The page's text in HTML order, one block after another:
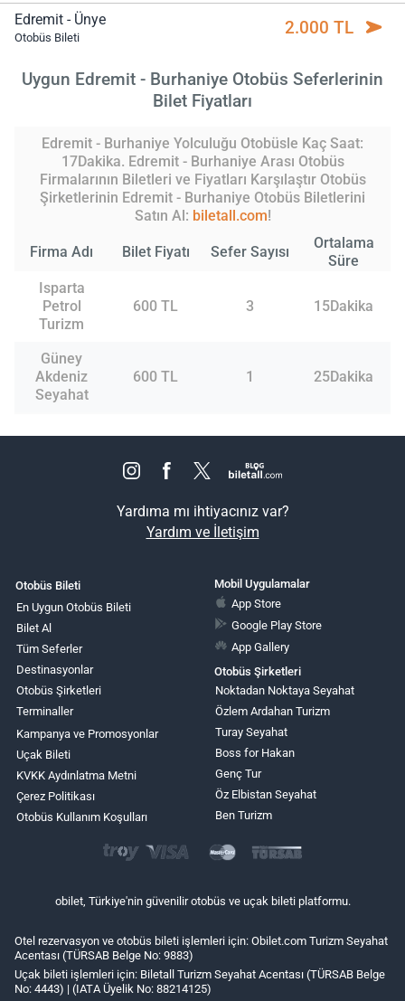
Edremit - Ünye
Otobüs Bileti 2.000 TL
Uygun Edremit - Burhaniye Otobüs Seferlerinin
Bilet Fiyatları
Edremit - Burhaniye Yolculuğu Otobüsle Kaç Saat:
17Dakika. Edremit - Burhaniye Arası Otobüs
Firmalarının Biletleri ve Fiyatları Karşılaştır Otobüs
Şirketlerinin Edremit - Burhaniye Otobüs Biletlerini
Satın Al: biletall.com!
Firma Adı Bilet Fiyatı Sefer Sayısı
Ortalama
Süre
Isparta
Petrol
Turizm
600 TL 3 15Dakika
Güney
Akdeniz
Seyahat
600 TL 1 25Dakika
Yardıma mı ihtiyacınız var?
Yardım ve İletişim
Otobüs Bileti
En Uygun Otobüs Bileti
Bilet Al
Tüm Seferler
Destinasyonlar
Otobüs Şirketleri
Terminaller
Kampanya ve Promosyonlar
Uçak Bileti
KVKK Aydınlatma Metni
Çerez Politikası
Otobüs Kullanım Koşulları
Mobil Uygulamalar
App Store
Google Play Store
App Gallery
Otobüs Şirketleri
Noktadan Noktaya Seyahat
Özlem Ardahan Turizm
Turay Seyahat
Boss for Hakan
Genç Tur
Öz Elbistan Seyahat
Ben Turizm
obilet, Türkiye'nin güvenilir otobüs ve uçak bileti platformu.
Otel rezervasyon ve otobüs bileti işlemleri için: Obilet.com Turizm Seyahat
Acentası (TÜRSAB Belge No: 9883)
Uçak bileti işlemleri için: Biletall Turizm Seyahat Acentası (TÜRSAB Belge
No: 4443) | (IATA Üyelik No: 88214125)